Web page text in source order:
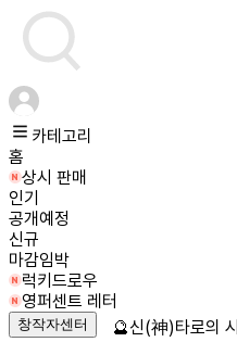
카테고리
홈
상시 판매
인기
공개예정
신규
마감임박
럭키드로우
영퍼센트 레터
창작자센터 🔮신(神)타로의